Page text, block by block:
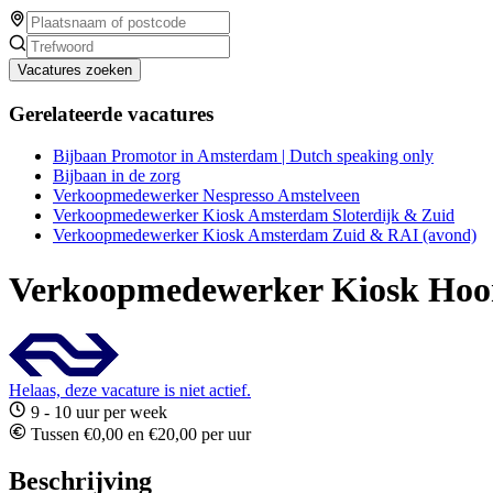
Vacatures zoeken
Gerelateerde vacatures
Bijbaan Promotor in Amsterdam | Dutch speaking only
Bijbaan in de zorg
Verkoopmedewerker Nespresso Amstelveen
Verkoopmedewerker Kiosk Amsterdam Sloterdijk & Zuid
Verkoopmedewerker Kiosk Amsterdam Zuid & RAI (avond)
Verkoopmedewerker Kiosk
Helaas, deze vacature is niet actief.
9 - 10 uur per week
Tussen €0,00 en €20,00 per uur
Beschrijving